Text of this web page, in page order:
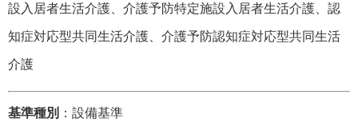
設入居者生活介護、介護予防特定施設入居者生活介護、認
知症対応型共同生活介護、介護予防認知症対応型共同生活
介護
基準種別 ：設備基準